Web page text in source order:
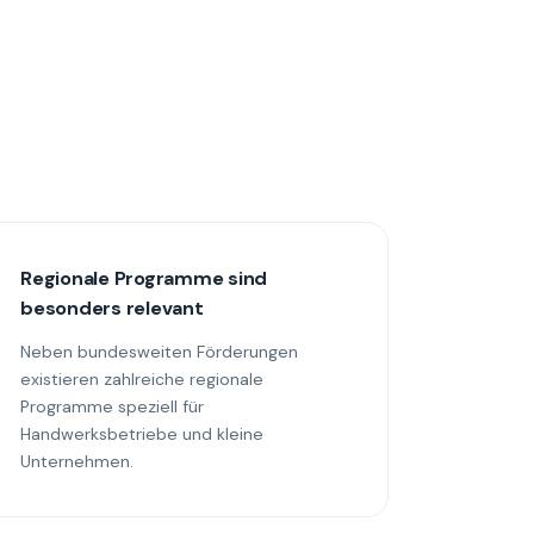
Regionale Programme sind
besonders relevant
Neben bundesweiten Förderungen
existieren zahlreiche regionale
Programme speziell für
Handwerksbetriebe und kleine
Unternehmen.